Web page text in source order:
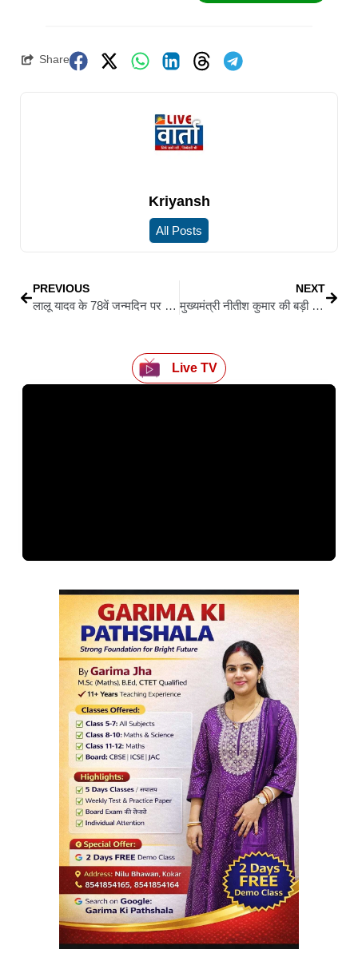
Share
Kriyansh
All Posts
PREVIOUS
लालू यादव के 78वें जन्मदिन पर RJD की खास अपील: सामाजिक न्याय एवं सद्भावना दिवस के रूप में मनाएं
NEXT
मुख्यमंत्री नीतीश कुमार की बड़ी सौगात, पंचायत प्रतिनिधियों के लिए 6 अहम घोषणाएं
Live TV